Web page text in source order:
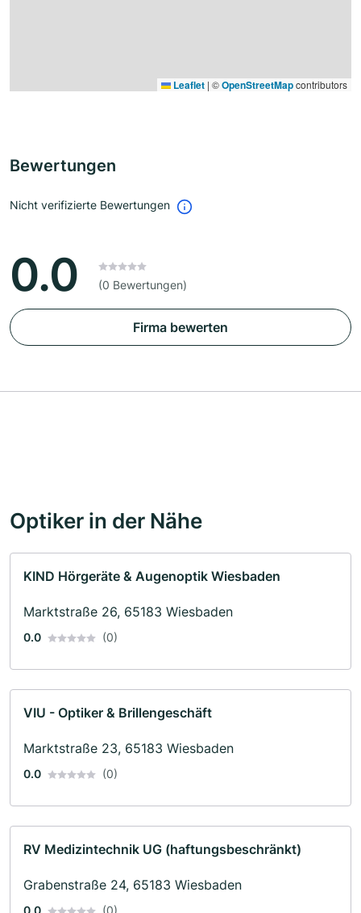
Leaflet | ©OpenStreetMapcontributors
Bewertungen
Nicht verifizierte Bewertungen
0.0 (0 Bewertungen)
Firma bewerten
Optiker in der Nähe
KIND Hörgeräte & Augenoptik Wiesbaden
Marktstraße 26, 65183 Wiesbaden
0.0 (0)
VIU - Optiker & Brillengeschäft
Marktstraße 23, 65183 Wiesbaden
0.0 (0)
RV Medizintechnik UG (haftungsbeschränkt)
Grabenstraße 24, 65183 Wiesbaden
0.0 (0)